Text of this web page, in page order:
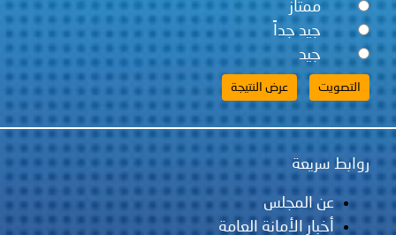
ممتاز
جيد جداً
جيد
روابط سريعة
عن المجلس
أخبار الأمانة العامة